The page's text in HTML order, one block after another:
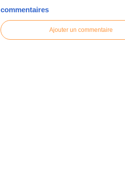
commentaires
Ajouter un commentaire